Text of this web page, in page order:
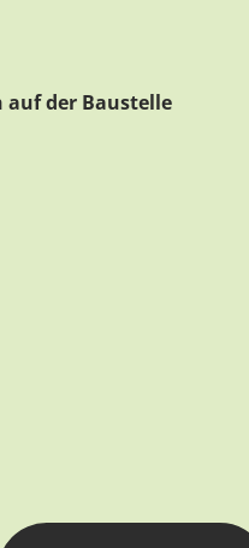
der Baustelle